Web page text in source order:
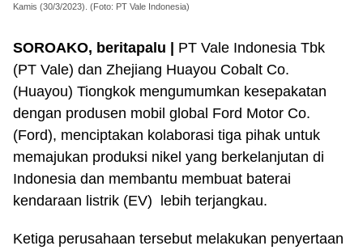
Kamis (30/3/2023). (Foto: PT Vale Indonesia)
SOROAKO, beritapalu | PT Vale Indonesia Tbk
(PT Vale) dan Zhejiang Huayou Cobalt Co.
(Huayou) Tiongkok mengumumkan kesepakatan
dengan produsen mobil global Ford Motor Co.
(Ford), menciptakan kolaborasi tiga pihak untuk
memajukan produksi nikel yang berkelanjutan di
Indonesia dan membantu membuat baterai
kendaraan listrik (EV) lebih terjangkau.
Ketiga perusahaan tersebut melakukan penyertaan